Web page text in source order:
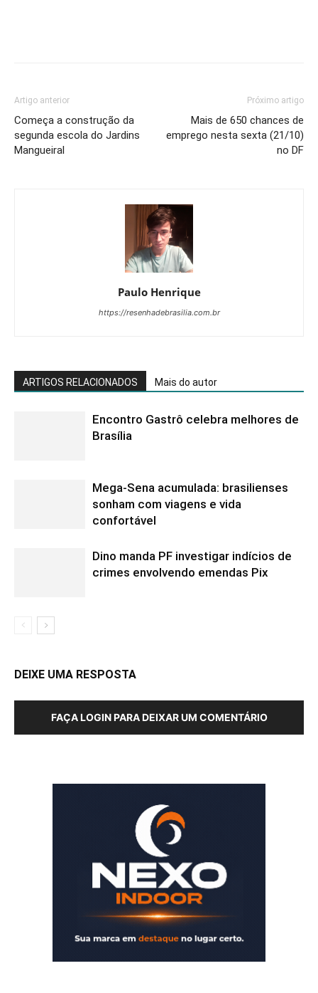
Artigo anterior
Começa a construção da
segunda escola do Jardins
Mangueiral
Próximo artigo
Mais de 650 chances de
emprego nesta sexta (21/10)
no DF
Paulo Henrique
https://resenhadebrasilia.com.br
ARTIGOS RELACIONADOS Mais do autor
Encontro Gastrô celebra melhores de
Brasília
Mega-Sena acumulada: brasilienses
sonham com viagens e vida
confortável
Dino manda PF investigar indícios de
crimes envolvendo emendas Pix
DEIXE UMA RESPOSTA
FAÇA LOGIN PARA DEIXAR UM COMENTÁRIO